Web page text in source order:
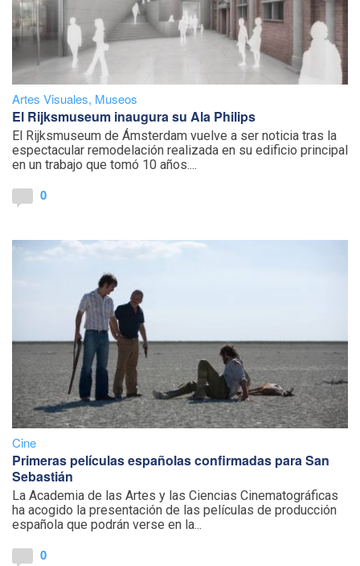
Artes Visuales, Museos
El Rijksmuseum inaugura su Ala Philips
El Rijksmuseum de Ámsterdam vuelve a ser noticia tras la
espectacular remodelación realizada en su edificio principal
en un trabajo que tomó 10 años....
0
Cine
Primeras películas españolas confirmadas para San
Sebastián
La Academia de las Artes y las Ciencias Cinematográficas
ha acogido la presentación de las películas de producción
española que podrán verse en la...
0